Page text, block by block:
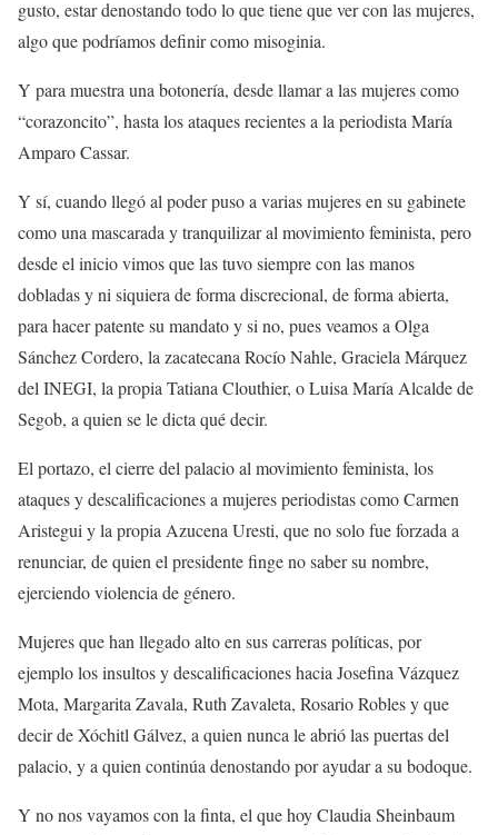
gusto, estar denostando todo lo que tiene que ver con las mujeres,
algo que podríamos definir como misoginia.
Y para muestra una botonería, desde llamar a las mujeres como
“corazoncito”, hasta los ataques recientes a la periodista María
Amparo Cassar.
Y sí, cuando llegó al poder puso a varias mujeres en su gabinete
como una mascarada y tranquilizar al movimiento feminista, pero
desde el inicio vimos que las tuvo siempre con las manos
dobladas y ni siquiera de forma discrecional, de forma abierta,
para hacer patente su mandato y si no, pues veamos a Olga
Sánchez Cordero, la zacatecana Rocío Nahle, Graciela Márquez
del INEGI, la propia Tatiana Clouthier, o Luisa María Alcalde de
Segob, a quien se le dicta qué decir.
El portazo, el cierre del palacio al movimiento feminista, los
ataques y descalificaciones a mujeres periodistas como Carmen
Aristegui y la propia Azucena Uresti, que no solo fue forzada a
renunciar, de quien el presidente finge no saber su nombre,
ejerciendo violencia de género.
Mujeres que han llegado alto en sus carreras políticas, por
ejemplo los insultos y descalificaciones hacia Josefina Vázquez
Mota, Margarita Zavala, Ruth Zavaleta, Rosario Robles y que
decir de Xóchitl Gálvez, a quien nunca le abrió las puertas del
palacio, y a quien continúa denostando por ayudar a su bodoque.
Y no nos vayamos con la finta, el que hoy Claudia Sheinbaum